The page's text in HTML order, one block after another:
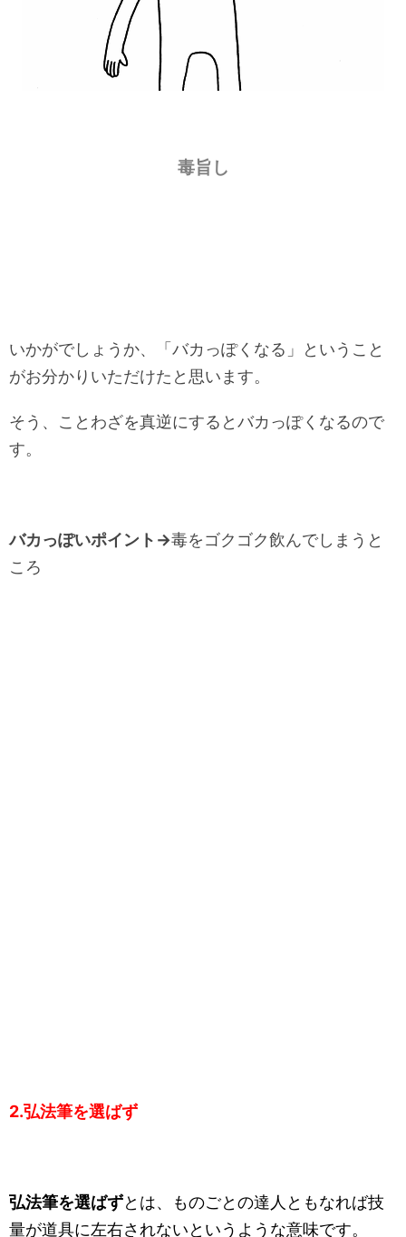
毒旨し
いかがでしょうか、「バカっぽくなる」ということ
がお分かりいただけたと思います。
そう、ことわざを真逆にするとバカっぽくなるので
す。
バカっぽいポイント→毒をゴクゴク飲んでしまうと
ころ
2.弘法筆を選ばず
弘法筆を選ばずとは、ものごとの達人ともなれば技
量が道具に左右されないというような意味です。